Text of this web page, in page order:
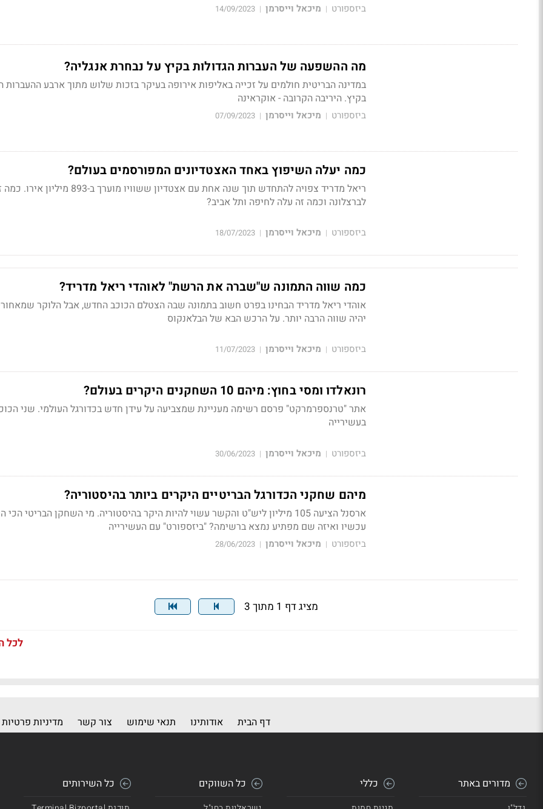
ביזספורט | מיכאל וייסרמן |
14/09/2023
מה ההשפעה של העברות הגדולות בקיץ על נבחרת אנגליה?
במדינה הבריטית חולמים על זכייה באליפות אירופה בעיקר בזכות שלוש מתוך ארבע ההעברות
בקיץ. היריבה הקרובה - אוקראינה
ביזספורט | מיכאל וייסרמן |
07/09/2023
כמה יעלה השיפוץ באחד האצטדיונים המפורסמים בעולם?
ריאל מדריד צפויה להתחדש תוך שנה אחת עם אצטדיון ששוויו מוערך
לברצלונה וכמה זה עלה לחיפה ותל אביב?
ביזספורט | מיכאל וייסרמן |
18/07/2023
כמה שווה התמונה ש"שברה את הרשת" לאוהדי ריאל מדריד?
אוהדי ריאל מדריד הבחינו בפרט חשוב בתמונה שבה הצטלם הכוכב החדש, אבל הלוקר
יהיה שווה הרבה יותר. על הרכש הבא של הבלאנקוס
ביזספורט | מיכאל וייסרמן |
11/07/2023
רונאלדו ומסי בחוץ: מיהם 10 השחקנים היקרים בעולם?
אתר "טרנספרמרקט" פרסם רשימה מעניינת שמצביעה על עידן חדש בכדורגל העולמי. שני
בעשירייה
ביזספורט | מיכאל וייסרמן |
30/06/2023
מיהם שחקני הכדורגל הבריטיים היקרים ביותר בהיסטוריה?
ארסנל הציעה 105 מיליון ליש"ט והקשר עשוי להיות היקר בהיסטוריה. מי השחקן הבריטי
עכשיו ואיזה שם מפתיע נמצא ברשימה? "ביזספורט" עם העשירייה
ביזספורט | מיכאל וייסרמן |
28/06/2023
מציג דף 1 מתוך 3
לכל
דף הבית אודותינו תנאי שימוש צור קשר מדיניות פרטיות
מדורים באתר כללי כל השווקים כל השירותים